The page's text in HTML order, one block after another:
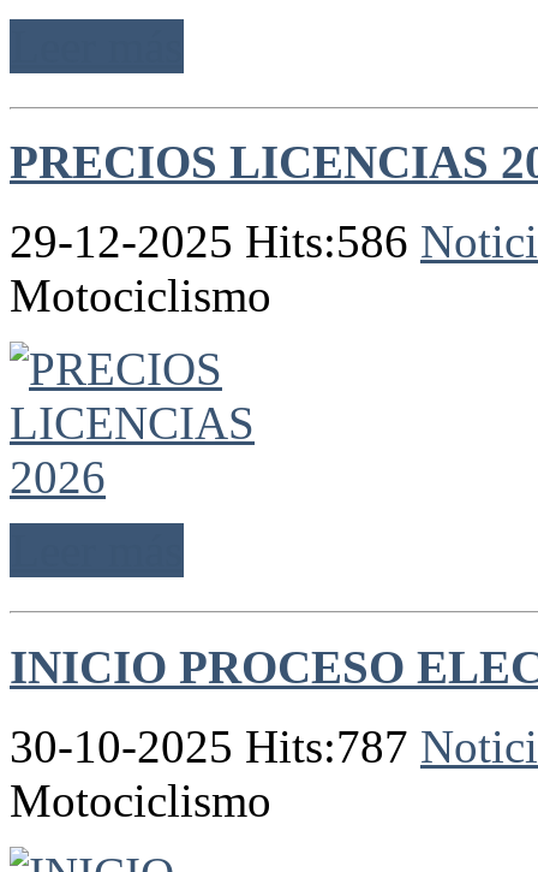
PRECIOS LICENCIAS
29-12-2025 Hits:586
Motociclismo
INICIO PROCESO
30-10-2025 Hits:787
Motociclismo